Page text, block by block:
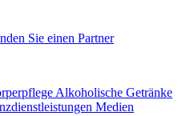
Sie einen Partner
Alkoholische Getränke
Medien